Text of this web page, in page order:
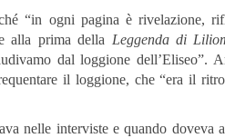
“in ogni pagina è rivelazione,
alla prima della Leggenda di
dal loggione dell’Eliseo”.
il loggione, che “era il
nelle interviste e quando doveva